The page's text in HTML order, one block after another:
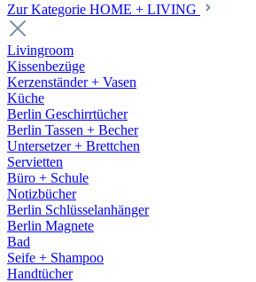
Zur Kategorie HOME + LIVING
Livingroom
Kissenbezüge
Kerzenständer + Vasen
Küche
Berlin Geschirrtücher
Berlin Tassen + Becher
Untersetzer + Brettchen
Servietten
Büro + Schule
Notizbücher
Berlin Schlüsselanhänger
Berlin Magnete
Bad
Seife + Shampoo
Handtücher